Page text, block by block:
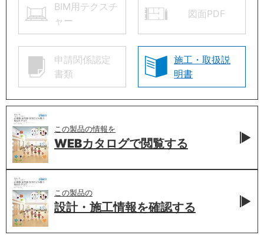
BIM用テクスチ
ャー
図面PDF
申請関係認定
書類
施工・取扱説
明書
この製品の情報を
WEBカタログで閲覧する
この製品の
設計・施工情報を確認する